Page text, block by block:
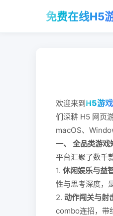
免费在线H5
欢迎来到H5游
们深耕 H5 网页
macOS、
一、 全品类游戏
平台汇聚了数千
1. 休闲娱乐与益
性与思考深度，
2. 动作闯关与射
combo连招，带